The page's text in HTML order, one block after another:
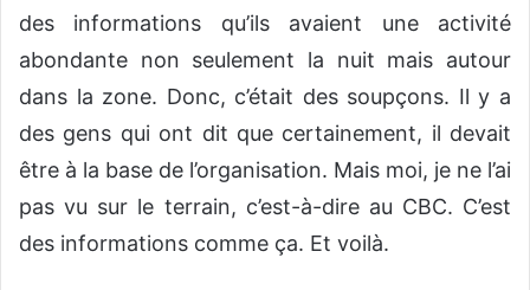
des informations qu’ils avaient une activité
abondante non seulement la nuit mais autour
dans la zone. Donc, c’était des soupçons. Il y a
des gens qui ont dit que certainement, il devait
être à la base de l’organisation. Mais moi, je ne l’ai
pas vu sur le terrain, c’est-à-dire au CBC. C’est
des informations comme ça. Et voilà.